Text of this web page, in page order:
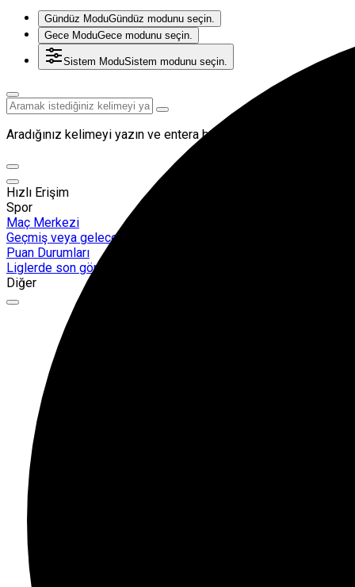
Gündüz ModuGündüz modunu seçin.
Gece ModuGece modunu seçin.
Sistem ModuSistem modunu seçin.
Aradığınız kelimeyi yazın ve entera basın, kapatmak için esc
Hızlı Erişim
Spor
Maç Merkezi
Geçmiş veya gelecek maçları yakından takip edebilirsiniz.
Puan Durumları
Liglerde son görünüm!
Diğer